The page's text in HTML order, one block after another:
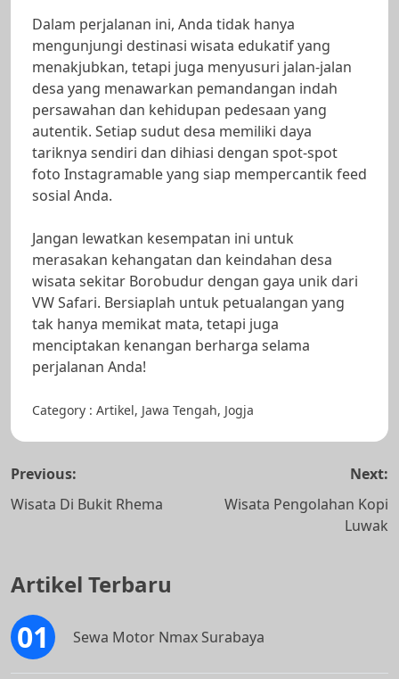
Dalam perjalanan ini, Anda tidak hanya
mengunjungi destinasi wisata edukatif yang
menakjubkan, tetapi juga menyusuri jalan-jalan
desa yang menawarkan pemandangan indah
persawahan dan kehidupan pedesaan yang
autentik. Setiap sudut desa memiliki daya
tariknya sendiri dan dihiasi dengan spot-spot
foto Instagramable yang siap mempercantik feed
sosial Anda.
Jangan lewatkan kesempatan ini untuk
merasakan kehangatan dan keindahan desa
wisata sekitar Borobudur dengan gaya unik dari
VW Safari. Bersiaplah untuk petualangan yang
tak hanya memikat mata, tetapi juga
menciptakan kenangan berharga selama
perjalanan Anda!
Category : Artikel, Jawa Tengah, Jogja
Navigasi
pos
Previous:
Wisata Di Bukit Rhema
Next:
Wisata Pengolahan Kopi
Luwak
Artikel Terbaru
Sewa Motor Nmax Surabaya